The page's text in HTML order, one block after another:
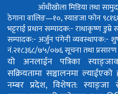
आँधीखोला मिडिया तथा
ठेगाना वालिङ—१०, स्याङजा फोन
भट्टराईप्रधान सम्पादक:- राधाकृष्ण डुम्रे
सम्पादक:- अर्जुन पंगेनीव्यवस्थापक:-
नं.२१८३६८/७५/०७६सूचना तथा प्रसारण
यो अनलाईन पत्रिका
सक्रियतामा सञ्चालनमा ल्याईएको
नम्बर प्रदेश, विशेषत: स्याङ्जा